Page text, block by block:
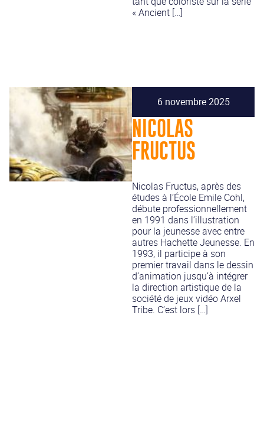
« Ancient […]
6 novembre 2025
NICOLAS
FRUCTUS
Nicolas Fructus, après des
études à l’École Emile Cohl,
débute professionnellement
en 1991 dans l’illustration
pour la jeunesse avec entre
autres Hachette Jeunesse. En
1993, il participe à son
premier travail dans le dessin
d’animation jusqu’à intégrer
la direction artistique de la
société de jeux vidéo Arxel
Tribe. C’est lors […]